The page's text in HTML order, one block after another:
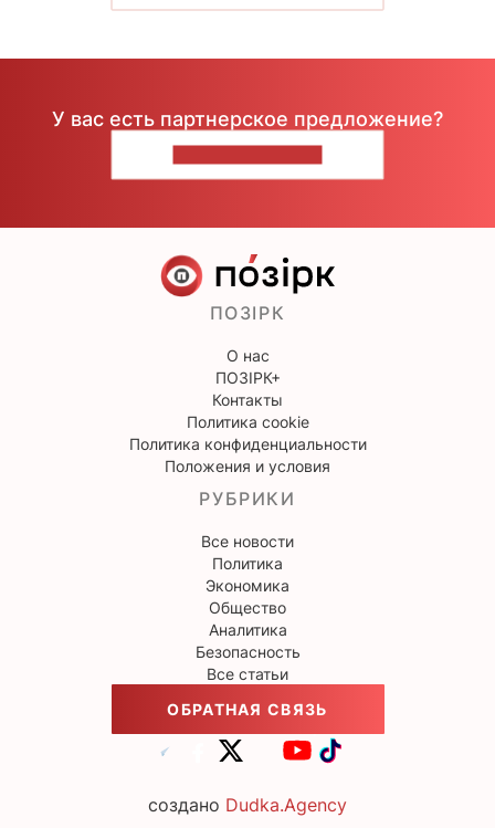
У вас есть партнерское предложение?
ПОЗІРК
О нас
ПОЗІРК+
Контакты
Политика cookie
Политика конфиденциальности
Положения и условия
РУБРИКИ
Все новости
Политика
Экономика
Общество
Аналитика
Безопасность
Все статьи
ОБРАТНАЯ СВЯЗЬ
создано Dudka.Agency